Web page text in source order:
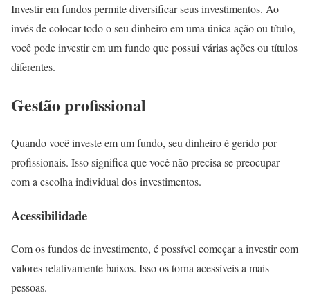
Investir em fundos permite diversificar seus investimentos. Ao
invés de colocar todo o seu dinheiro em uma única ação ou título,
você pode investir em um fundo que possui várias ações ou títulos
diferentes.
Gestão profissional
Quando você investe em um fundo, seu dinheiro é gerido por
profissionais. Isso significa que você não precisa se preocupar
com a escolha individual dos investimentos.
Acessibilidade
Com os fundos de investimento, é possível começar a investir com
valores relativamente baixos. Isso os torna acessíveis a mais
pessoas.